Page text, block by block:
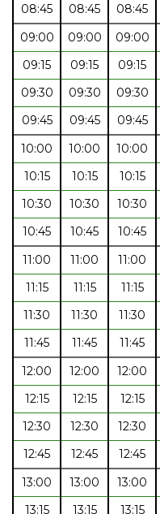
08:45
08:45 08:45
09:00
09:00 09:00
09:15
09:15 09:15
09:30
09:30 09:30
09:45
09:45 09:45
10:00
10:00 10:00
10:15
10:15 10:15
10:30
10:30 10:30
10:45
10:45 10:45
11:00
11:00 11:00
11:15
11:15 11:15
11:30
11:30 11:30
11:45
11:45 11:45
12:00
12:00 12:00
12:15
12:15 12:15
12:30
12:30 12:30
12:45
12:45 12:45
13:00
13:00 13:00
13:15
13:15 13:15